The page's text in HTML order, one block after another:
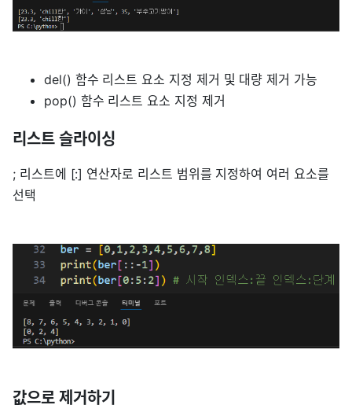
del() 함수 리스트 요소 지정 제거 및 대량 제거 가능
pop() 함수 리스트 요소 지정 제거
리스트 슬라이싱
; 리스트에 [:] 연산자로 리스트 범위를 지정하여 여러 요소를
선택
값으로 제거하기